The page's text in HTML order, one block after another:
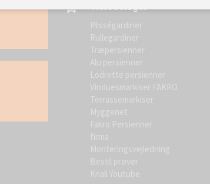
Mest besøgte
Plisségardiner
Rullegardiner
Træpersienner
Alu persienner
Lodrette persienner
Vinduesmarkiser FAKRO
Terrassemarkiser
Myggenet
Fakro Persienner
firma
Monteringsvejledning
Bestil prøver
Knall Youtube